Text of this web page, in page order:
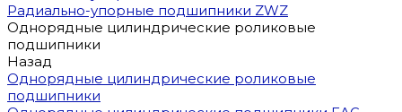
Радиально-упорные подшипники ZWZ
Однорядные цилиндрические роликовые
подшипники
Назад
Однорядные цилиндрические роликовые
подшипники